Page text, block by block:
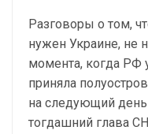
Разговоры о том,
нужен Украине, не
момента, когда РФ
приняла
на следующий день
тогдашний глава